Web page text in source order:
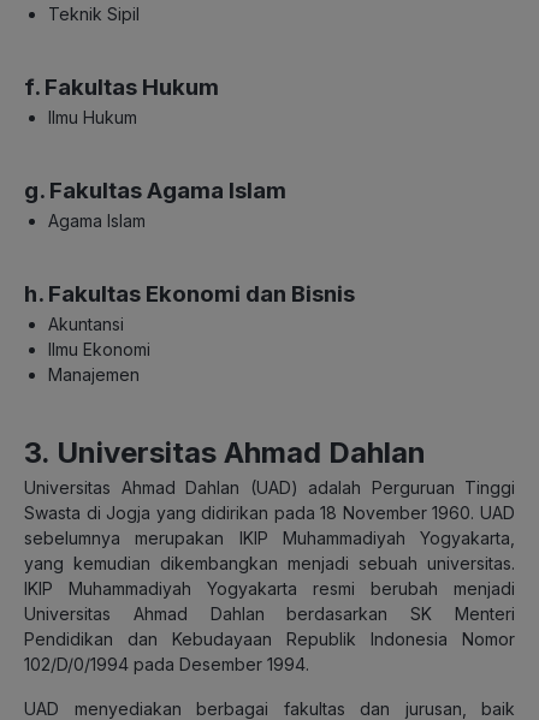
Teknik Sipil
f. Fakultas Hukum
Ilmu Hukum
g. Fakultas Agama Islam
Agama Islam
h. Fakultas Ekonomi dan Bisnis
Akuntansi
Ilmu Ekonomi
Manajemen
3. Universitas Ahmad Dahlan
Universitas Ahmad Dahlan (UAD) adalah Perguruan Tinggi
Swasta di Jogja yang didirikan pada 18 November 1960. UAD
sebelumnya merupakan IKIP Muhammadiyah Yogyakarta,
yang kemudian dikembangkan menjadi sebuah universitas.
IKIP Muhammadiyah Yogyakarta resmi berubah menjadi
Universitas Ahmad Dahlan berdasarkan SK Menteri
Pendidikan dan Kebudayaan Republik Indonesia Nomor
102/D/0/1994 pada Desember 1994.
UAD menyediakan berbagai fakultas dan jurusan, baik